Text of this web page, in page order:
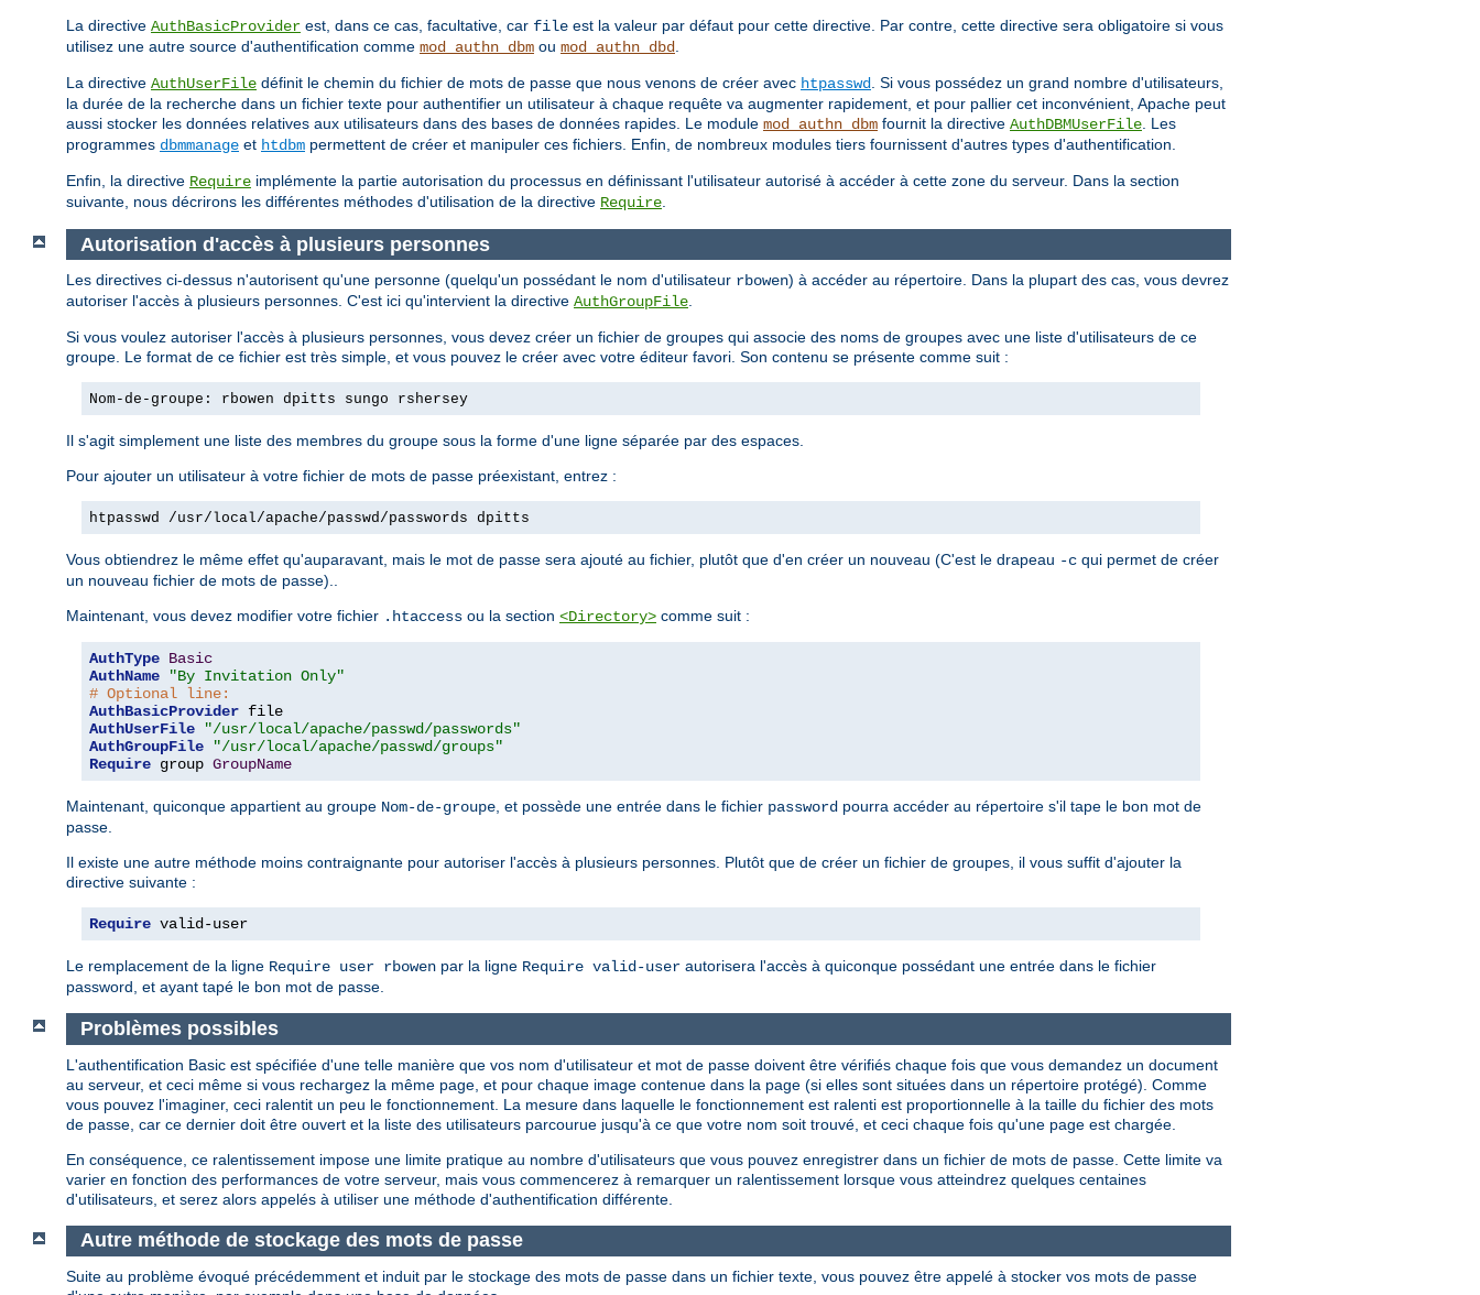
La directive AuthBasicProvider est, dans ce cas, facultative, car file est la valeur par défaut pour cette directive. Par contre, cette directive sera obligatoire si vous
utilisez une autre source d'authentification comme mod_authn_dbm ou mod_authn_dbd
La directive AuthUserFile définit le chemin du fichier de mots de passe que nous venons de créer avec htpasswd
. Si vous possédez un grand nombre d'utilisateurs,
la durée de la recherche dans un fichier texte pour authentifier un utilisateur à chaque requête va augmenter rapidement, et pour pallier cet inconvénient, Apache peut
aussi stocker les données relatives aux utilisateurs dans des bases de données rapides. Le module mod_authn_dbm fournit la directive AuthDBMUserFile . Les
programmes dbmmanage et htdbm permettent de créer et manipuler ces fichiers. Enfin, de nombreux modules tiers fournissent d'autres types d'authentification.
Enfin, la directive Require implémente la partie autorisation du processus en définissant l'utilisateur autorisé à accéder à cette zone du serveur. Dans la section
suivante, nous décrirons les différentes méthodes d'utilisation de la directive Require
Autorisation d'accès à plusieurs personnes
Les directives ci-dessus n'autorisent qu'une personne (quelqu'un possédant le nom d'utilisateur rbowen) à accéder au répertoire. Dans la plupart des cas, vous devrez
autoriser l'accès à plusieurs personnes. C'est ici qu'intervient la directive AuthGroupFile.
Si vous voulez autoriser l'accès à plusieurs personnes, vous devez créer un fichier de groupes qui associe des noms de groupes avec une liste d'utilisateurs de ce
groupe. Le format de ce fichier est très simple, et vous pouvez le créer avec votre éditeur favori. Son contenu se présente comme suit :
Nom-de-groupe: rbowen dpitts sungo rshersey
Il s'agit simplement une liste des membres du groupe sous la forme d'une ligne séparée par des espaces.
Pour ajouter un utilisateur à votre fichier de mots de passe préexistant, entrez :
htpasswd /usr/local/apache/passwd/passwords dpitts
Vous obtiendrez le même effet qu'auparavant, mais le mot de passe sera ajouté au fichier, plutôt que d'en créer un nouveau (C'est le drapeau -c qui permet de créer
un nouveau fichier de mots de passe)..
Maintenant, vous devez modifier votre fichier .htaccess ou la section <Directory> comme suit :
AuthType Basic
AuthName
"By Invitation Only"
# Optional line:
AuthBasicProvider
AuthUserFile
"/usr/local/apache/passwd/passwords"
AuthGroupFile
"/usr/local/apache/passwd/groups"
Require group GroupName
Maintenant, quiconque appartient au groupe Nom-de-groupe, et possède une entrée dans le fichier password pourra accéder au répertoire s'il tape le bon mot de
passe.
Il existe une autre méthode moins contraignante pour autoriser l'accès à plusieurs personnes. Plutôt que de créer un fichier de groupes, il vous suffit d'ajouter la
directive suivante :
Require valid-user
Le remplacement de la ligne Require user rbowen par la ligne Require valid-user autorisera l'accès à quiconque possédant une entrée dans le fichier
password, et ayant tapé le bon mot de passe.
Problèmes possibles
L'authentification Basic est spécifiée d'une telle manière que vos nom d'utilisateur et mot de passe doivent être vérifiés chaque fois que vous demandez un document
au serveur, et ceci même si vous rechargez la même page, et pour chaque image contenue dans la page (si elles sont situées dans un répertoire protégé). Comme
vous pouvez l'imaginer, ceci ralentit un peu le fonctionnement. La mesure dans laquelle le fonctionnement est ralenti est proportionnelle à la taille du fichier des mots
de passe, car ce dernier doit être ouvert et la liste des utilisateurs parcourue jusqu'à ce que votre nom soit trouvé, et ceci chaque fois qu'une page est chargée.
En conséquence, ce ralentissement impose une limite pratique au nombre d'utilisateurs que vous pouvez enregistrer dans un fichier de mots de passe. Cette limite va
varier en fonction des performances de votre serveur, mais vous commencerez à remarquer un ralentissement lorsque vous atteindrez quelques centaines
d'utilisateurs, et serez alors appelés à utiliser une méthode d'authentification différente.
Autre méthode de stockage des mots de passe
Suite au problème évoqué précédemment et induit par le stockage des mots de passe dans un fichier texte, vous pouvez être appelé à stocker vos mots de passe